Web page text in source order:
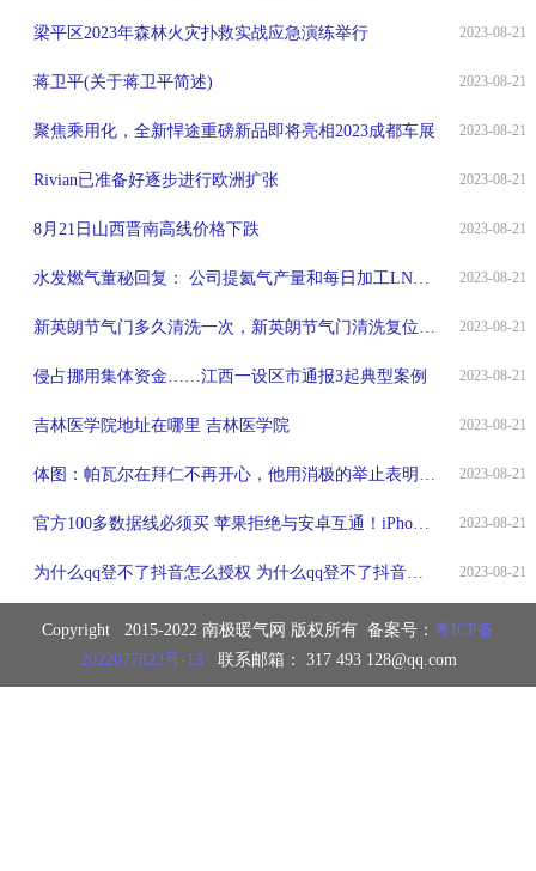
2023-08-21
梁平区2023年森林火灾扑救实战应急演练举行
2023-08-21
蒋卫平(关于蒋卫平简述)
2023-08-21
聚焦乘用化，全新悍途重磅新品即将亮相2023成都车展
2023-08-21
Rivian已准备好逐步进行欧洲扩张
2023-08-21
8月21日山西晋南高线价格下跌
2023-08-21
水发燃气董秘回复： 公司提氦气产量和每日加工LNG量息息相关
2023-08-21
新英朗节气门多久清洗一次，新英朗节气门清洗复位方法
2023-08-21
侵占挪用集体资金……江西一设区市通报3起典型案例
2023-08-21
吉林医学院地址在哪里 吉林医学院
2023-08-21
体图：帕瓦尔在拜仁不再开心，他用消极的举止表明迫切想要离队
2023-08-21
官方100多数据线必须买 苹果拒绝与安卓互通！iPhone 15的USB-C数据线曝光
2023-08-21
为什么qq登不了抖音怎么授权 为什么qq登不了抖音怎么授权最新
Copyright 2015-2022 南极暖气网 版权所有 备案号： 粤ICP备
2022077823号-13联系邮箱： 317 493 128@qq.com